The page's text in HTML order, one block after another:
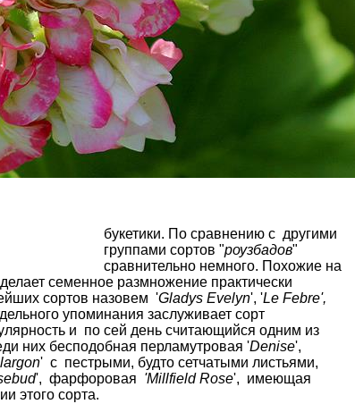
букетики. По сравнению с другими
группами сортов "роузбадов"
сравнительно немного. Похожие на
семенное размножение практически
сортов назовем 'Gladys Evelyn', 'Le Febre',
упоминания заслуживает сорт
и по сей день считающийся одним из
них бесподобная перламутровая 'Denise',
' с пестрыми, будто сетчатыми листьями,
', фарфоровая 'Millfield Rose', имеющая
этого сорта.